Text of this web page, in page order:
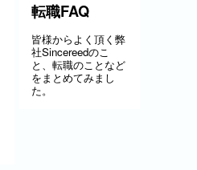
転職FAQ
皆様からよく頂く弊
社Sincereedのこ
と、転職のことなど
をまとめてみまし
た。